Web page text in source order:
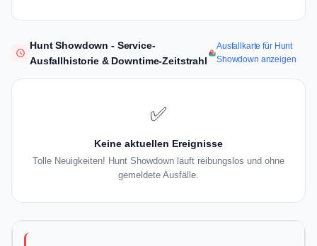
Hunt Showdown - Service-
Ausfallhistorie & Downtime-Zeitstrahl
Ausfallkarte für Hunt
Showdown anzeigen
✅
Keine aktuellen Ereignisse
Tolle Neuigkeiten! Hunt Showdown läuft reibungslos und ohne
gemeldete Ausfälle.